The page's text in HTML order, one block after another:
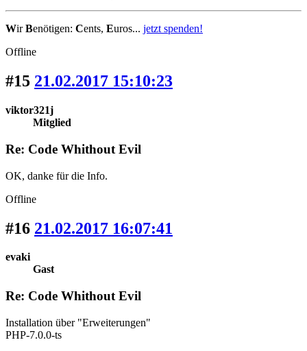
WirBenötigen: Cents, Euros... jetzt spenden!
Offline
#15 21.02.2017 15:10:23
viktor321j
Mitglied
Re: Code Whithout Evil
OK, danke für die Info.
Offline
#16 21.02.2017 16:07:41
evaki
Gast
Re: Code Whithout Evil
Installation über "Erweiterungen"
PHP-7.0.0-ts